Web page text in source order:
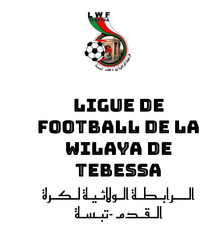
LIGUE DE
FOOTBALL DE LA
WILAYA DE
TEBESSA
الـــرابـطـة الـولائـيـة لـكـرة
الـقـدم -تبـسـة